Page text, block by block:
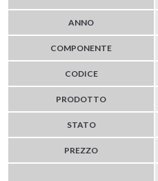
ANNO
COMPONENTE
CODICE
PRODOTTO
STATO
PREZZO